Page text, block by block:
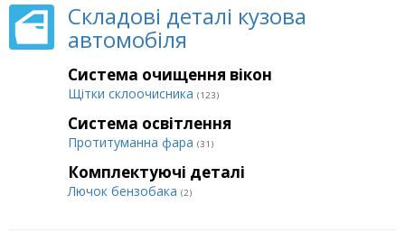
Складові деталі кузова
автомобіля
Система очищення вікон
Щітки склоочисника (123)
Система освітлення
Протитуманна фара (31)
Комплектуючі деталі
Лючок бензобака (2)